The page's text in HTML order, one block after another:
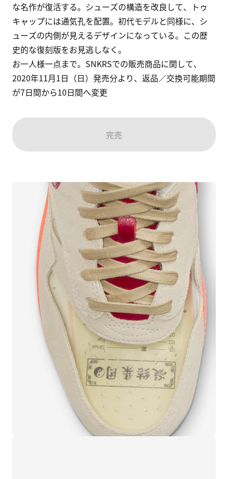
な名作が復活する。シューズの構造を改良して、トゥ
キャップには通気孔を配置。初代モデルと同様に、シ
ューズの内側が見えるデザインになっている。この歴
史的な復刻版をお見逃しなく。
お一人様一点まで。SNKRSでの販売商品に関して、
2020年11月1日（日）発売分より、返品／交換可能期間
が7日間から10日間へ変更
完売